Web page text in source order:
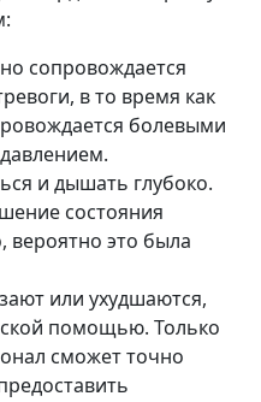
сопровождается
в то время как
болевыми
и дышать глубоко.
состояния
вероятно это была
или ухудшаются,
помощью. Только
сможет точно